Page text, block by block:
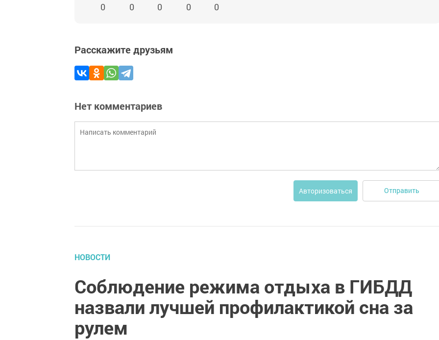
0 0 0 0 0
Расскажите друзьям
Нет комментариев
Авторизоваться Отправить
НОВОСТИ
Соблюдение режима отдыха в ГИБДД
назвали лучшей профилактикой сна за
рулем